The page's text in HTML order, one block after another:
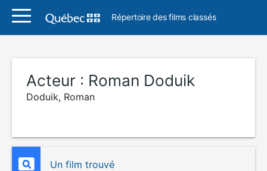
Répertoire des films classés
Acteur : Roman Doduik
Doduik, Roman
Un film trouvé